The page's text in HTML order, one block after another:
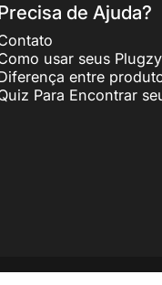
de Ajuda?
usar seus
entre
Para Encontrar